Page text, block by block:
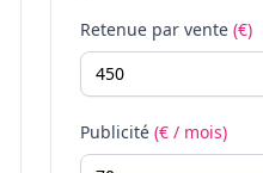
Retenue par vente (€)
Publicité (€ / mois)